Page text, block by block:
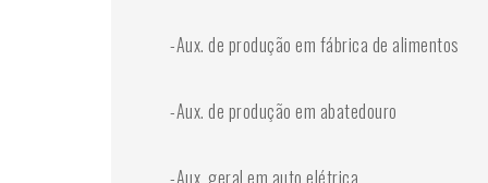
-Aux. de produção em fábrica de alimentos
-Aux. de produção em abatedouro
-Aux. geral em auto elétrica